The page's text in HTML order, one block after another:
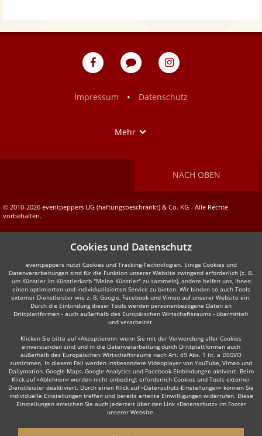
eventpeppers
Blog
eventpeppers
Impressum
• Datenschutz
Mehr
NACH OBEN
© 2010-2026 eventpeppers UG (haftungsbeschränkt) & Co. KG - Alle Rechte
vorbehalten.
Cookies und Datenschutz
eventpeppers nutzt Cookies und Tracking-Technologien. Einige Cookies und
Datenverarbeitungen sind für die Funktion unserer Website zwingend erforderlich (z. B.
um Künstler im Künstlerkorb "Meine Künstler" zu sammeln), andere helfen uns, Ihnen
einen optimierten und individualisierten Service zu bieten. Wir binden so auch Tools
externer Dienstleister wie z. B. Google, Facebook und Vimeo auf unserer Website ein.
Durch die Einbindung dieser Tools werden personenbezogene Daten an
Drittplattformen - auch außerhalb des Europäischen Wirtschaftsraums - übermittelt
und verarbeitet.
Klicken Sie bitte auf «Akzeptieren», wenn Sie mit der Verwendung aller Cookies
einverstanden sind und in die Datenverarbeitung durch Drittplattformen auch
außerhalb des Europäischen Wirtschaftsraums nach Art. 49 Abs. 1 lit. a DSGVO
zustimmen. In diesem Fall werden insbesondere Videoplayer von YouTube, Vimeo und
Dailymotion, Google Maps, Google Analytics und Facebook-Einbindungen aktiviert. Beim
Klick auf «Ablehnen» werden nicht unbedingt erforderlich Cookies und Tools externer
Dienstleister deaktiviert. Durch einen Klick auf «Datenschutz-Einstellungen» können Sie
individuelle Einstellungen treffen und bereits erteilte Einwilligungen widerrufen. Diese
Einstellungen erreichen Sie auch jederzeit über den Link «Datenschutz» im Footer
unserer Website.